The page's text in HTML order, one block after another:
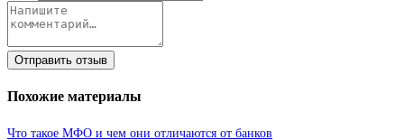
Отправить отзыв
Похожие материалы
Что такое МФО и чем они отличаются от банков